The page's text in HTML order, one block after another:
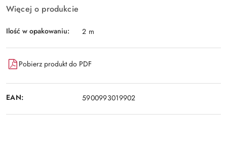
Więcej o produkcie
Ilość w opakowaniu: 2 m
Pobierz produkt do PDF
EAN: 5900993019902